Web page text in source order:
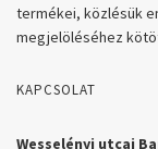
termékei, közlésük
megjelöléséhez
KAPCSOLAT
Wesselényi utcai